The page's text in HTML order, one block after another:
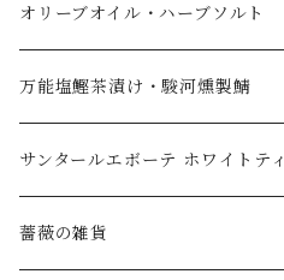
オリーブオイル・ハーブソルト
万能塩鰹茶漬け・駿河燻製鯖
サンタールエボーテ ホワイトティ
薔薇の雑貨